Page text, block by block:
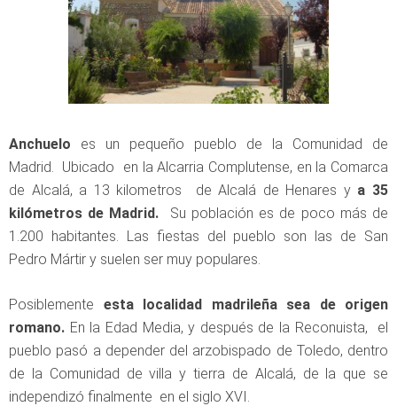
Anchuelo es un pequeño pueblo de la Comunidad de
Madrid. Ubicado en la Alcarria Complutense, en la Comarca
de Alcalá, a 13 kilometros de Alcalá de Henares ya 35
kilómetros de Madrid.
Su población es de poco más de
1.200 habitantes. Las fiestas del pueblo son las de San
Pedro Mártir y suelen ser muy populares.
Posiblemente esta localidad madrileña sea de origen
romano. En la Edad Media, y después de la Reconuista, el
pueblo pasó a depender del arzobispado de Toledo, dentro
de la Comunidad de villa y tierra de Alcalá, de la que se
independizó finalmente en el siglo XVI.